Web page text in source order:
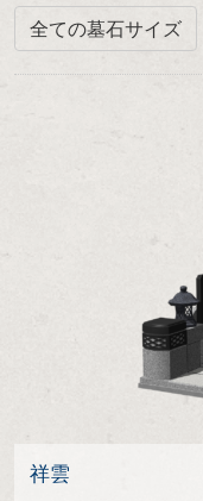
全ての墓石サイズ
祥雲